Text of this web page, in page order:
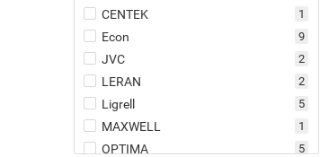
CENTEK 1
Econ 9
JVC 2
LERAN 2
Ligrell 5
MAXWELL 1
OPTIMA 5